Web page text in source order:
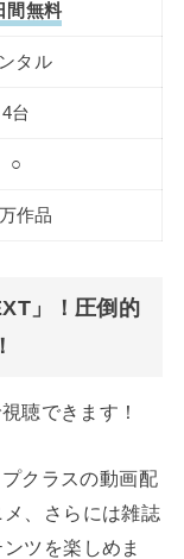
間無料
タル
4台
○
作品
」！圧倒的
聴できます！
クラスの動画配
、さらには雑誌
ツを楽しめま